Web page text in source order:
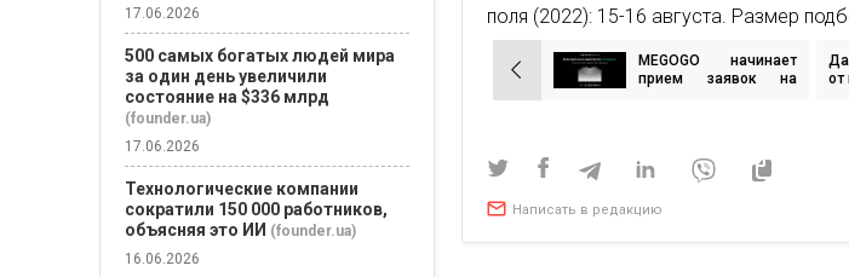
поля (2022): 15-16 августа. Размер
Навигация
по
MEGOGO начинает
прием заявок на
от
Написать в редакцию
17.06.2026
500 самых богатых людей мира
за один день увеличили
состояние на $336 млрд
(founder.ua)
17.06.2026
Технологические компании
сократили 150 000 работников,
объясняя это ИИ (founder.ua)
16.06.2026